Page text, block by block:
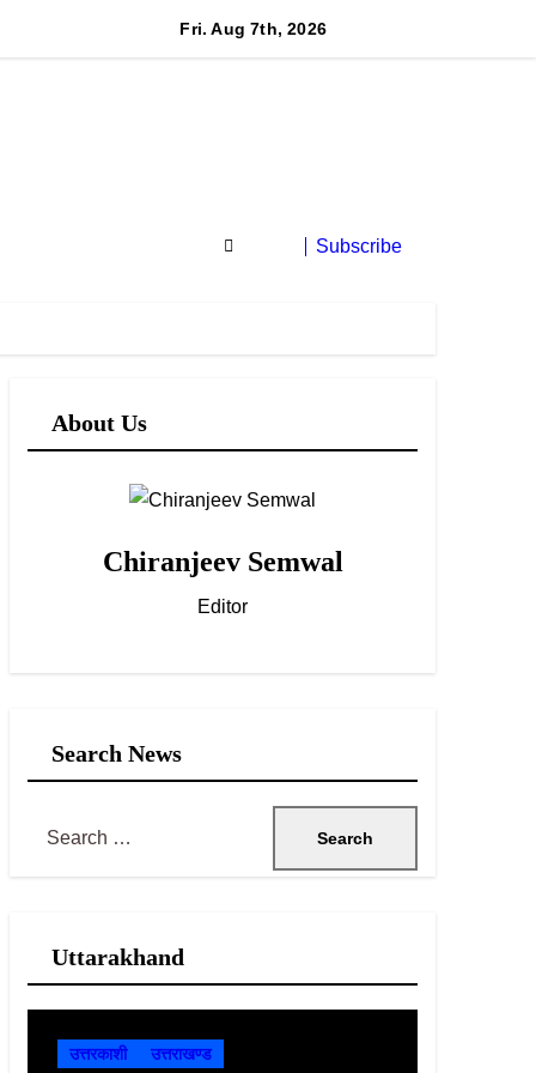
बधानी समेत 13 महिलाओं का हुआ तीलू रौतेली पुरस्कार के लिय चयन
Fri. Aug 7th, 2026
Subscribe
About Us
Chiranjeev Semwal
Editor
Search News
h
Uttarakhand
उत्तरकाशी उत्तराखण्ड